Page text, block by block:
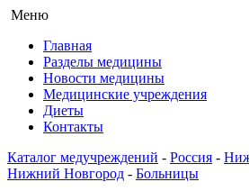
Меню
Главная
Разделы медицины
Новости медицины
Медицинские учреждения
Диеты
Контакты
Каталог медучреждений - Россия -
Нижний Новгород - Больницы